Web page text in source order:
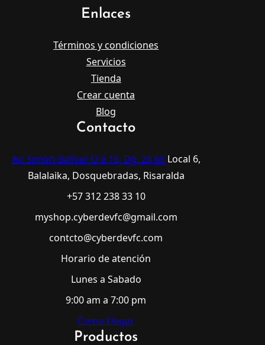
Enlaces
Términos y condiciones
Servicios
Tienda
Crear cuenta
Blog
Contacto
Av. Simón Bolívar Cra 16, Dg. 26 65Local 6,
Balalaika, Dosquebradas, Risaralda
+57 312 238 33 10
myshop.cyberdevfc@gmail.com
contcto@cyberdevfc.com
Horario de atención
Lunes a Sabado
9:00 am a 7:00 pm
Como Llegar
Productos